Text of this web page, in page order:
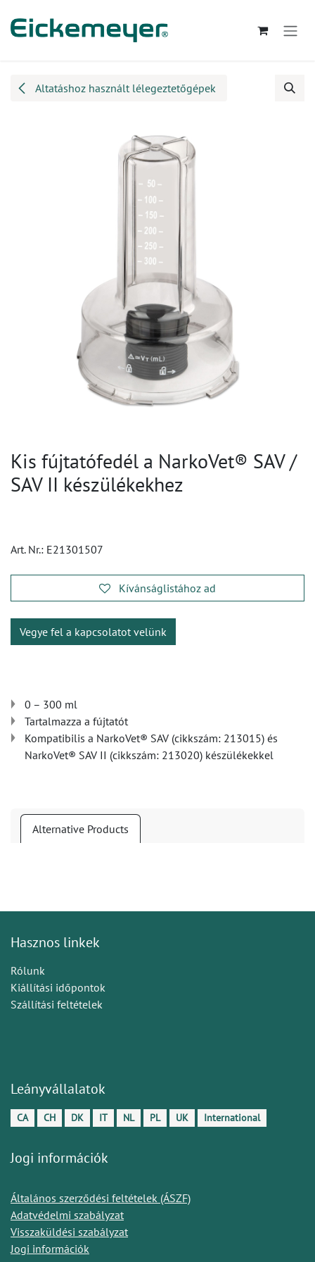
Altatáshoz használt lélegeztetőgépek
Kis fújtatófedél a NarkoVet® SAV /
SAV II készülékekhez
Art. Nr.: E21301507
Kívánságlistához ad
Vegye fel a kapcsolatot velünk
0 – 300 ml
Tartalmazza a fújtatót
Kompatibilis a NarkoVet® SAV (cikkszám: 213015) és
NarkoVet® SAV II (cikkszám: 213020) készülékekkel
Alternative Products
Hasznos linkek
Rólunk
Kiállítási időpontok
Szállítási feltételek
Leányvállalatok
CA CH DK IT NL PL UK International
Jogi információk
Általános szerződési feltételek (ÁSZF)
Adatvédelmi szabályzat
Visszaküldési szabályzat
Jogi információk